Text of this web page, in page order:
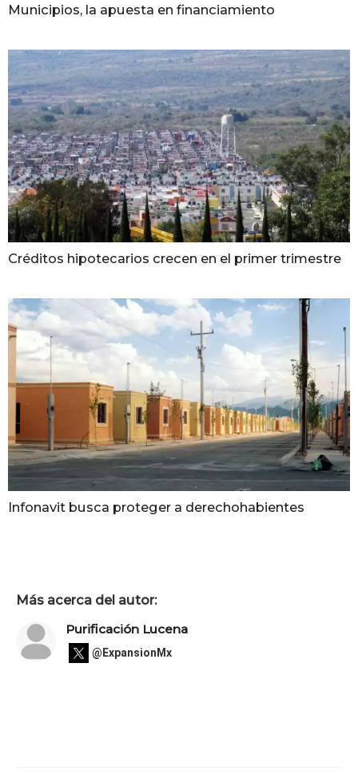
Municipios, la apuesta en financiamiento
Créditos hipotecarios crecen en el primer trimestre
Infonavit busca proteger a derechohabientes
Más acerca del autor:
Purificación Lucena
@ExpansionMx